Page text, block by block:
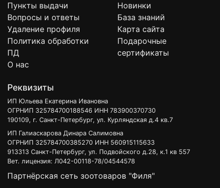
Пункты выдачи
Вопросы и ответы
Удаление профиля
Политика обработки
ПД
О нас
Новинки
База знаний
Карта сайта
Подарочные
сертификаты
Реквизиты
ИП Юльева Екатерина Ивановна
ОГРНИП 325784700188546 ИНН 783900370730
190109, г. Санкт-Петербург, ул. Курляндская д.4 кв.7
ИП Галиаскарова Динара Салимовна
ОГРНИП 325784700385270 ИНН 560915115633
913313 Санкт-Петербург, ул. Подвойского д.28, к.1 кв 557
Вет. лицензия: Л042-00118-78/04544578
Партнёрская сеть зоотоваров "Филя"